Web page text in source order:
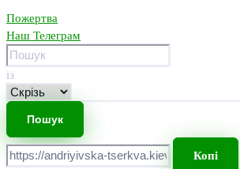
Пожертва
Наш Телеграм
із
Копі